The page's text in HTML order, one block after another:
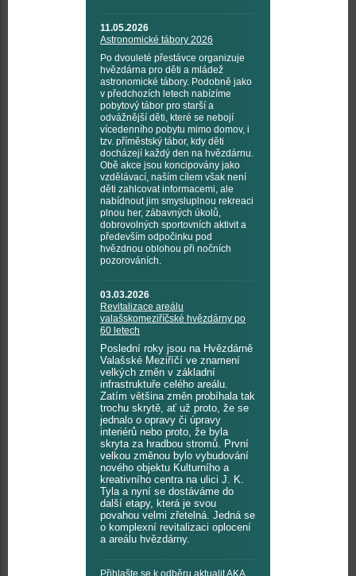
11.05.2026
Astronomické tábory 2026
Po dvouleté přestávce organizuje
hvězdárna pro děti a mládež
astronomické tábory. Podobně jako
v předchozích letech nabízíme
pobytový tábor pro starší a
odvážnější děti, které se nebojí
vícedenního pobytu mimo domov, i
tzv. příměstský tábor, kdy děti
docházejí každý den na hvězdárnu.
Obě akce jsou koncipovány jako
vzdělávací, naším cílem však není
děti zahlcovat informacemi, ale
nabídnout jim smysluplnou rekreaci
plnou her, zábavných úkolů,
dobrovolných sportovních aktivit a
především odpočinku pod
hvězdnou oblohou při nočních
pozorováních.
03.03.2026
Revitalizace areálu
valašskomeziříčské hvězdárny po
60 letech
Poslední roky jsou na Hvězdárně
Valašské Meziříčí ve znamení
velkých změn v základní
infrastruktuře celého areálu.
Zatím většina změn probíhala tak
trochu skrytě, ať už proto, že se
jednalo o opravy či úpravy
interiérů nebo proto, že byla
skryta za hradbou stromů. První
velkou změnou bylo vybudování
nového objektu Kulturního a
kreativního centra na ulici J. K.
Tyla a nyní se dostáváme do
další etapy, která je svou
povahou velmi zřetelná. Jedná se
o komplexní revitalizaci oplocení
a areálu hvězdárny.
Přihlašte se k odběru aktualit AKA,